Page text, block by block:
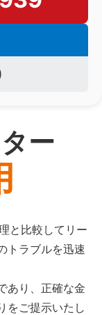
ー
と比較してリー
トラブルを迅速
あり、正確な金
をご提示いたし